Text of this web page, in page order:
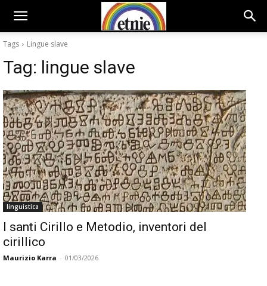
Tags Lingue slave
Tag: lingue slave
linguistica
I santi Cirillo e Metodio, inventori del
cirillico
Maurizio Karra - 01/03/2026